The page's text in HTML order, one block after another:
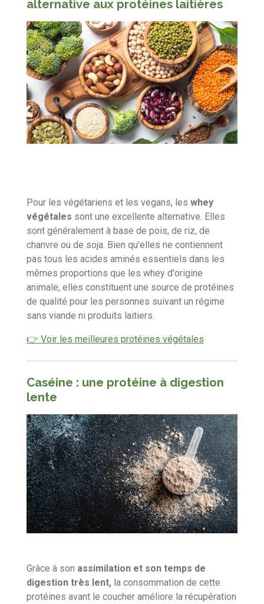
alternative aux protéines laitières
Pour les végétariens et les vegans, les whey
végétales sont une excellente alternative. Elles
sont généralement à base de pois, de riz, de
chanvre ou de soja. Bien qu'elles ne contiennent
pas tous les acides aminés essentiels dans les
mêmes proportions que les whey d'origine
animale, elles constituent une source de protéines
de qualité pour les personnes suivant un régime
sans viande ni produits laitiers.
👉 Voir les meilleures protéines végétales
Caséine : une protéine à digestion
lente
Grâce à son assimilation et son temps de
digestion très lent, la consommation de cette
protéines avant le coucher améliore la récupération